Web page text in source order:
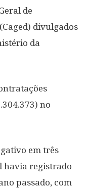
de
divulgados
da
no
em três
havia registrado
passado, com